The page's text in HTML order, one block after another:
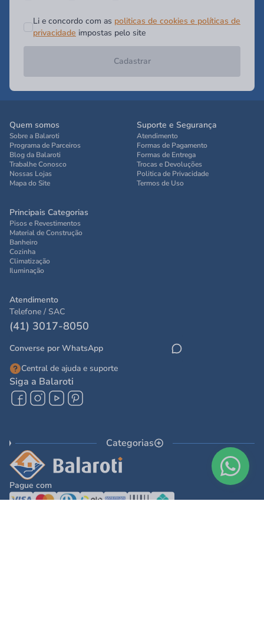
Li e concordo com as politicas de cookies e políticas de
privacidade impostas pelo site
Cadastrar
Quem somos
Sobre a Balaroti
Programa de Parceiros
Blog da Balaroti
Trabalhe Conosco
Nossas Lojas
Mapa do Site
Suporte e Segurança
Atendimento
Formas de Pagamento
Formas de Entrega
Trocas e Devoluções
Politica de Privacidade
Termos de Uso
Principais Categorias
Pisos e Revestimentos
Material de Construção
Banheiro
Cozinha
Climatização
Iluminação
Atendimento
Telefone / SAC
(41) 3017-8050
Converse por WhatsApp
Central de ajuda e suporte
Siga a Balaroti
Categorias
Pague com